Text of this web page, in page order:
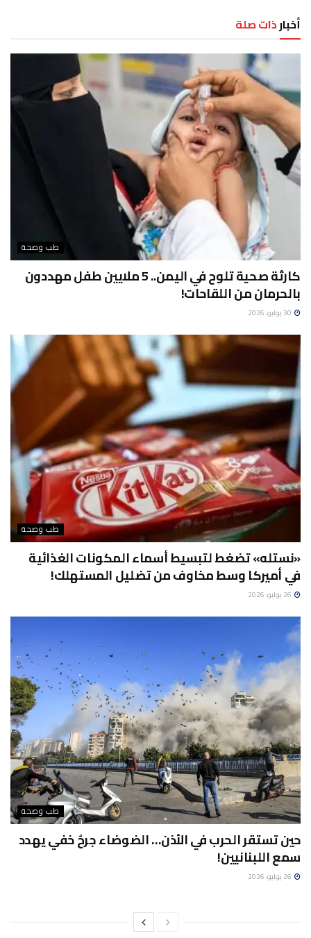
أخبارذات صلة
طب وصحة
كارثة صحية تلوح في اليمن.. 5 ملايين طفل مهددون
بالحرمان من اللقاحات!
طب وصحة
«نستله» تضغط لتبسيط أسماء المكونات الغذائية
في أميركا وسط مخاوف من تضليل المستهلك!
طب وصحة
حين تستقر الحرب في الأذن… الضوضاء جرحٌ خفي يهدد
سمع اللبنانيين!